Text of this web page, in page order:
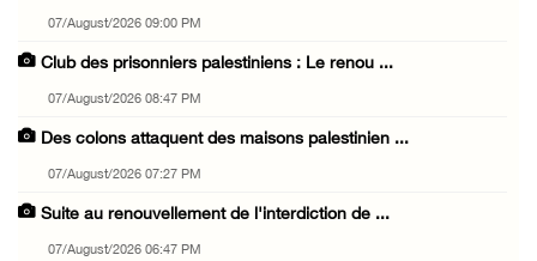
07/August/2026 09:00 PM
Club des prisonniers palestiniens : Le renou ...
07/August/2026 08:47 PM
Des colons attaquent des maisons palestinien ...
07/August/2026 07:27 PM
Suite au renouvellement de l'interdiction de ...
07/August/2026 06:47 PM